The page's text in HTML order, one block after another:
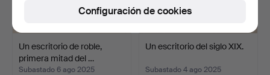
Un escritorio de roble,
primera mitad del …
Subastado 6 ago 2025
Un escritorio del siglo XIX.
Subastado 4 ago 2025
Configuración de cookies